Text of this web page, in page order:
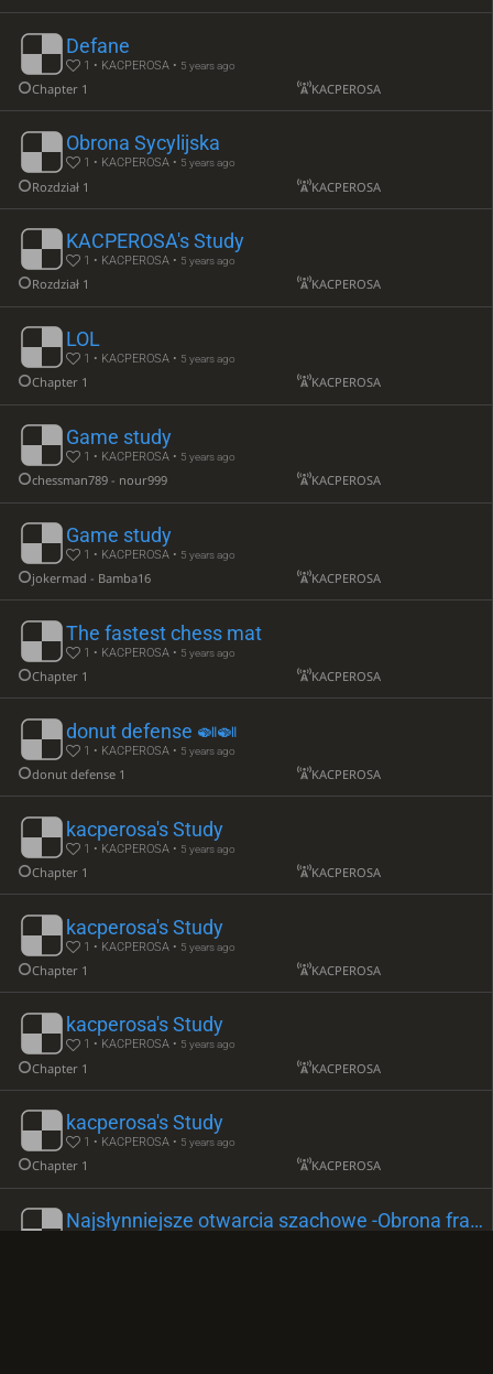
Defane
1 • KACPEROSA • 5 years ago
Chapter 1 KACPEROSA
Obrona Sycylijska
1 • KACPEROSA • 5 years ago
Rozdział 1 KACPEROSA
KACPEROSA's Study
1 • KACPEROSA • 5 years ago
Rozdział 1 KACPEROSA
LOL
1 • KACPEROSA • 5 years ago
Chapter 1 KACPEROSA
Game study
1 • KACPEROSA • 5 years ago
chessman789 - nour999 KACPEROSA
Game study
1 • KACPEROSA • 5 years ago
jokermad - Bamba16 KACPEROSA
The fastest chess mat
1 • KACPEROSA • 5 years ago
Chapter 1 KACPEROSA
donut defense 🍛🍛
1 • KACPEROSA • 5 years ago
donut defense 1 KACPEROSA
kacperosa's Study
1 • KACPEROSA • 5 years ago
Chapter 1 KACPEROSA
kacperosa's Study
1 • KACPEROSA • 5 years ago
Chapter 1 KACPEROSA
kacperosa's Study
1 • KACPEROSA • 5 years ago
Chapter 1 KACPEROSA
kacperosa's Study
1 • KACPEROSA • 5 years ago
Chapter 1 KACPEROSA
Najsłynniejsze otwarcia szachowe -Obrona francuska , Obrona sycylijska, Karo-Cann